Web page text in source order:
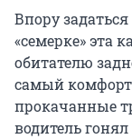
Впору
«семерке» эта
обитателю
самый
прокачанные
водитель